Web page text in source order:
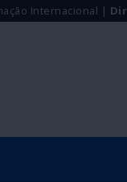
Internacional |